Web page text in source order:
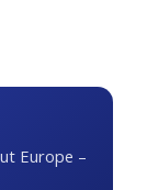
Europe –